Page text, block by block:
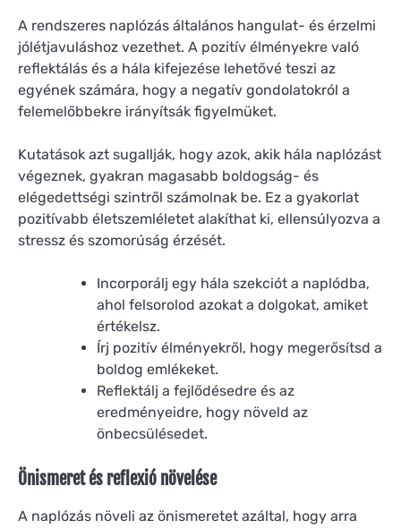
A rendszeres naplózás általános hangulat- és érzelmi
jólétjavuláshoz vezethet. A pozitív élményekre való
reflektálás és a hála kifejezése lehetővé teszi az
egyének számára, hogy a negatív gondolatokról a
felemelőbbekre irányítsák figyelmüket.
Kutatások azt sugallják, hogy azok, akik hála naplózást
végeznek, gyakran magasabb boldogság- és
elégedettségi szintről számolnak be. Ez a gyakorlat
pozitívabb életszemléletet alakíthat ki, ellensúlyozva a
stressz és szomorúság érzését.
Incorporálj egy hála szekciót a naplódba,
ahol felsorolod azokat a dolgokat, amiket
értékelsz.
Írj pozitív élményekről, hogy megerősítsd a
boldog emlékeket.
Reflektálj a fejlődésedre és az
eredményeidre, hogy növeld az
önbecsülésedet.
Önismeret és reflexió növelése
A naplózás növeli az önismeretet azáltal, hogy arra